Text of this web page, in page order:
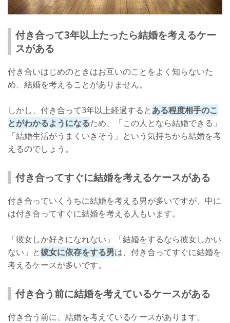
付き合って3年以上たったら結婚を考えるケー
スがある
付き合いはじめのときはお互いのことをよく知らないた
め、結婚を考えることがありません。
しかし、付き合って3年以上経過するとある程度相手のこ
とがわかるようになるため、「この人となら結婚できる」
「結婚生活がうまくいきそう」という気持ちから結婚を考
えるのでしょう。
付き合ってすぐに結婚を考えるケースがある
付き合っていくうちに結婚を考える男が多いですが、中に
は付き合ってすぐに結婚を考える人もいます。
「彼女しか好きになれない」「結婚をするなら彼女しかい
ない」と彼女に依存をする男は、付き合ってすぐに結婚を
考えるケースが多いです。
付き合う前に結婚を考えているケースがある
付き合う前に、結婚を考えているケースがあります。